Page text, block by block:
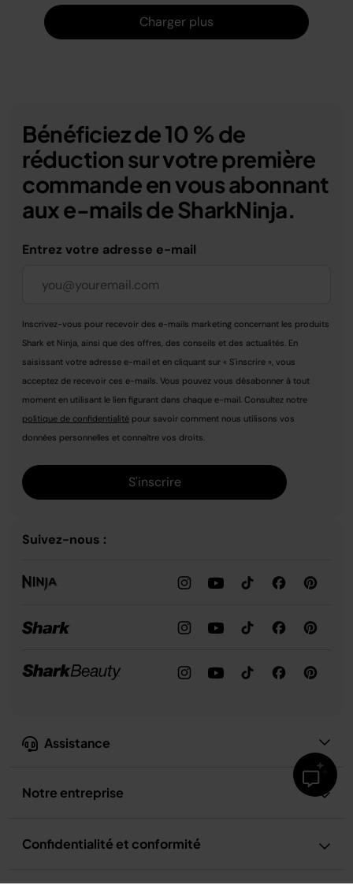
Charger plus
Assistance
Notre entreprise
Confidentialité et conformité
Bénéficiez de 10 % de
réduction sur votre première
commande en vous abonnant
aux e-mails de SharkNinja.
Entrez votre adresse e-mail
Inscrivez-vous pour recevoir des e-mails marketing concernant les produits
Shark et Ninja, ainsi que des offres, des conseils et des actualités. En
saisissant votre adresse e-mail et en cliquant sur « S'inscrire », vous
acceptez de recevoir ces e-mails. Vous pouvez vous désabonner à tout
moment en utilisant le lien figurant dans chaque e-mail. Consultez notre
politique de confidentialité pour savoir comment nous utilisons vos
données personnelles et connaître vos droits.
S'inscrire
Suivez-nous :